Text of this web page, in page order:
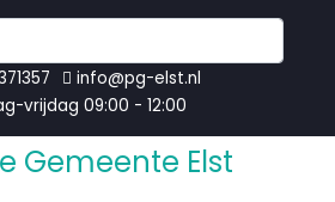
...
info@pg-elst.nl
vrijdag 09:00 - 12:00